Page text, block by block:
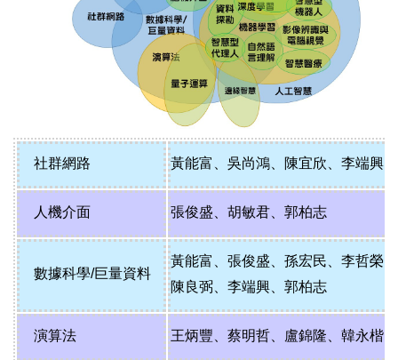
社群網路 黃能富 、吳尚鴻 陳宜欣 、李端興
人機介面 張俊盛 、胡敏君 、郭柏志
數據科學/巨量資料
黃能富 、張俊盛 、孫宏民 、李哲榮
陳良弼 、李端興 、郭柏志
演算法 王炳豐 、蔡明哲 盧錦隆 、韓永楷